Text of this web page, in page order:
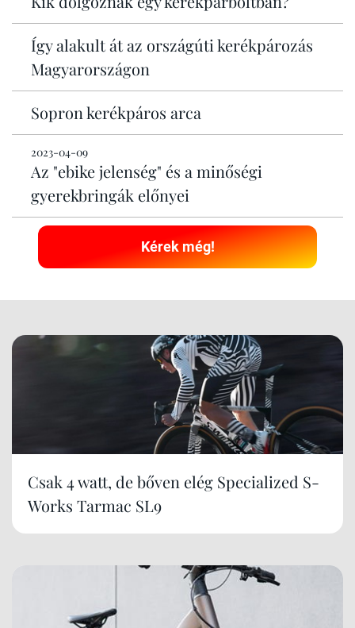
Így alakult át az országúti kerékpározás
Magyarországon
Sopron kerékpáros arca
2023-04-09
Az "ebike jelenség" és a minőségi
gyerekbringák előnyei
Kérek még!
Csak 4 watt, de bőven elég Specialized S-
Works Tarmac SL9